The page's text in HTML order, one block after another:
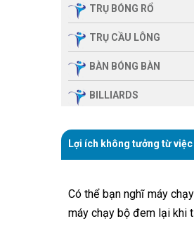
TRỤ BÓNG RỔ
TRỤ CẦU LÔNG
BÀN BÓNG BÀN
BILLIARDS
ĐÌNH
THIẾT BỊ PHÒNG GYM
FITNESS
Lợi ích không tưởng từ
Có thể bạn nghĩ máy
máy chạy bộ đem lại khi